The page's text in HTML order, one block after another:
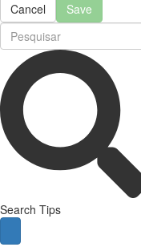
Cancel Save
Search Tips